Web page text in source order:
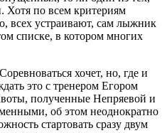
Хотя по всем критериям
всех устраивают, сам лыжник
списке, в котором многих
хочет, но, где и
это с тренером Егором
полученные Непряевой и
об этом неоднократно
стартовать сразу двум